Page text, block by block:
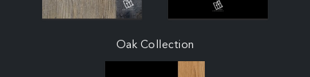
Oak Collection